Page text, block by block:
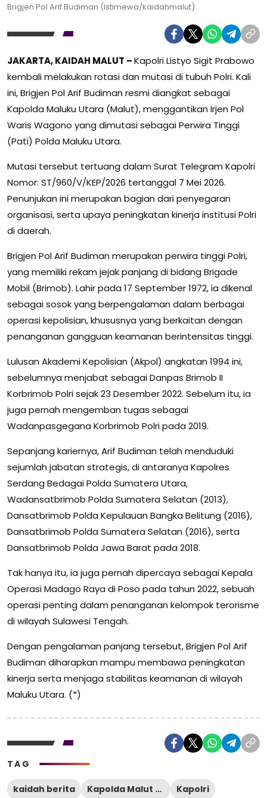
Brigjen Pol Arif Budiman (Istimewa/kaidahmalut)
JAKARTA, KAIDAH MALUT –Kapolri Listyo Sigit Prabowo
kembali melakukan rotasi dan mutasi di tubuh Polri. Kali
ini, Brigjen Pol Arif Budiman resmi diangkat sebagai
Kapolda Maluku Utara (Malut), menggantikan Irjen Pol
Waris Wagono yang dimutasi sebagai Perwira Tinggi
(Pati) Polda Maluku Utara.
Mutasi tersebut tertuang dalam Surat Telegram Kapolri
Nomor: ST/960/V/KEP/2026 tertanggal 7 Mei 2026.
Penunjukan ini merupakan bagian dari penyegaran
organisasi, serta upaya peningkatan kinerja institusi Polri
di daerah.
Brigjen Pol Arif Budiman merupakan perwira tinggi Polri,
yang memiliki rekam jejak panjang di bidang Brigade
Mobil (Brimob). Lahir pada 17 September 1972, ia dikenal
sebagai sosok yang berpengalaman dalam berbagai
operasi kepolisian, khususnya yang berkaitan dengan
penanganan gangguan keamanan berintensitas tinggi.
Lulusan Akademi Kepolisian (Akpol) angkatan 1994 ini,
sebelumnya menjabat sebagai Danpas Brimob II
Korbrimob Polri sejak 23 Desember 2022. Sebelum itu, ia
juga pernah mengemban tugas sebagai
Wadanpasgegana Korbrimob Polri pada 2019.
Sepanjang kariernya, Arif Budiman telah menduduki
sejumlah jabatan strategis, di antaranya Kapolres
Serdang Bedagai Polda Sumatera Utara,
Wadansatbrimob Polda Sumatera Selatan (2013),
Dansatbrimob Polda Kepulauan Bangka Belitung (2016),
Dansatbrimob Polda Sumatera Selatan (2016), serta
Dansatbrimob Polda Jawa Barat pada 2018.
Tak hanya itu, ia juga pernah dipercaya sebagai Kepala
Operasi Madago Raya di Poso pada tahun 2022, sebuah
operasi penting dalam penanganan kelompok terorisme
di wilayah Sulawesi Tengah.
Dengan pengalaman panjang tersebut, Brigjen Pol Arif
Budiman diharapkan mampu membawa peningkatan
kinerja serta menjaga stabilitas keamanan di wilayah
Maluku Utara. (*)
TAG
kaidah berita Kapolda Malut Baru Kapolri